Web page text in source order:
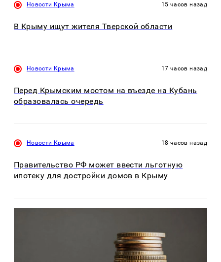
Новости Крыма 15 часов назад
В Крыму ищут жителя Тверской области
Новости Крыма 17 часов назад
Перед Крымским мостом на въезде на Кубань
образовалась очередь
Новости Крыма 18 часов назад
Правительство РФ может ввести льготную
ипотеку для достройки домов в Крыму